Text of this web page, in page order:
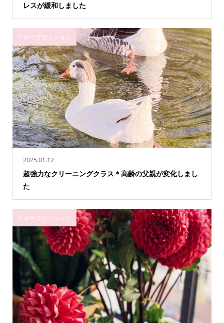
レスが緩和しました
2025.01.12
超強力なクリーニングクラス＊高齢の父親が変化しまし
た
グループセッション
グループセッション